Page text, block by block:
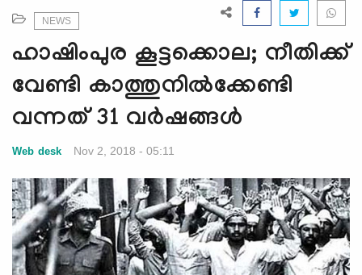
v
i
g
t
o
n
NEWS
ഹാഷിംപുര കൂട്ടക്കൊല; നീതിക്ക്
വേണ്ടി കാത്തുനില്‍ക്കേണ്ടി
വന്നത് 31 വര്‍ഷങ്ങള്‍
Web desk Nov 2, 2018 - 05:11